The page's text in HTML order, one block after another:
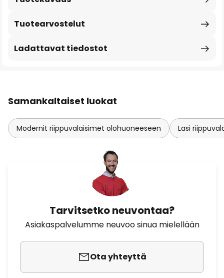
Tuotearvostelut
Ladattavat tiedostot
Samankaltaiset luokat
Modernit riippuvalaisimet olohuoneeseen Lasi
Tarvitsetko neuvontaa?
Asiakaspalvelumme neuvoo sinua mielellään
Ota yhteyttä